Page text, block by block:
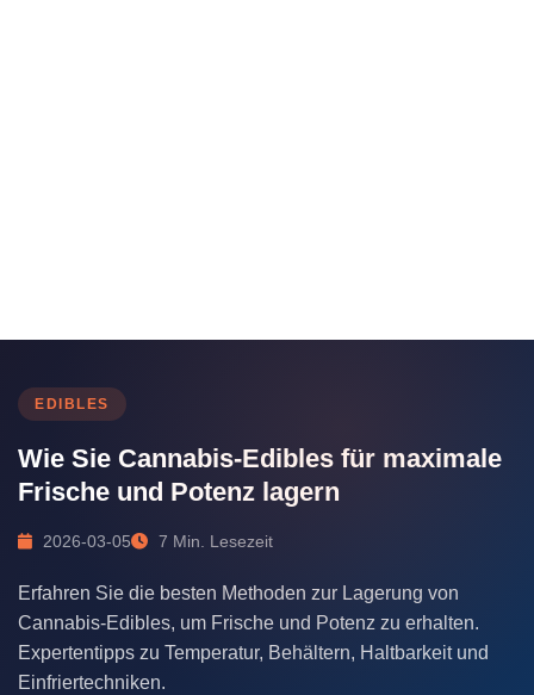
EDIBLES
Wie Sie Cannabis-Edibles für maximale
Frische und Potenz lagern
2026-03-05 7 Min. Lesezeit
Erfahren Sie die besten Methoden zur Lagerung von
Cannabis-Edibles, um Frische und Potenz zu erhalten.
Expertentipps zu Temperatur, Behältern, Haltbarkeit und
Einfriertechniken.